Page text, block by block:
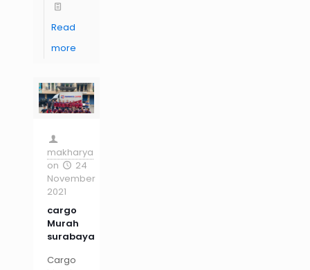
Read
more
makharya
on
24
November
2021
cargo
Murah
surabaya
Cargo